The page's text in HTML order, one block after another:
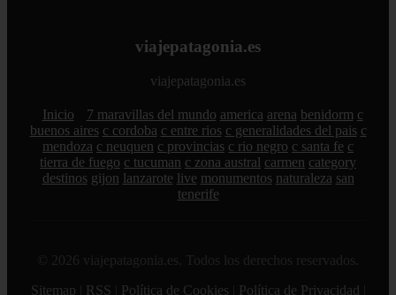
viajepatagonia.es
viajepatagonia.es
Inicio 7 maravillas del mundo america arena benidorm c
buenos aires c cordoba c entre rios c generalidades del pais c
mendoza c neuquen c provincias c rio negro c santa fe c
tierra de fuego c tucuman c zona austral carmen category
destinos gijon lanzarote live monumentos naturaleza san
tenerife
© 2026 viajepatagonia.es. Todos los derechos reservados.
Sitemap
RSS Política de Cookies Política de Privacidad